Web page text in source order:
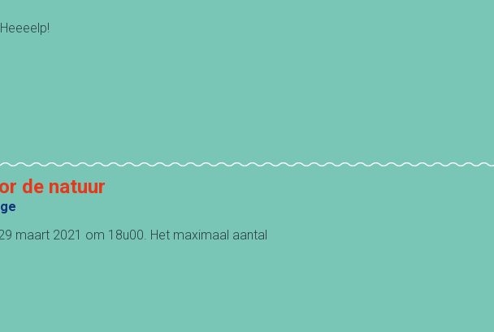
de natuur
maart 2021 om 18u00. Het maximaal aantal